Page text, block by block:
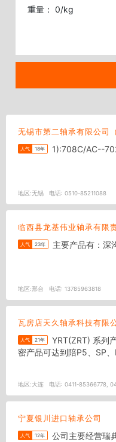
重量： 0/kg
无锡市第二轴承有限公司
人气 18年
地区:无锡 电话: 0510-85211088
临西县龙基伟业轴承有限
人气 23年 主要产品有：深
地区:邢台 电话: 13785963818
瓦房店天久轴承科技有限
人气 21年
密产品可达到陪P5、SP
地区:大连 电话: 0411-85366778,
宁夏银川进口轴承公司
人气 12年